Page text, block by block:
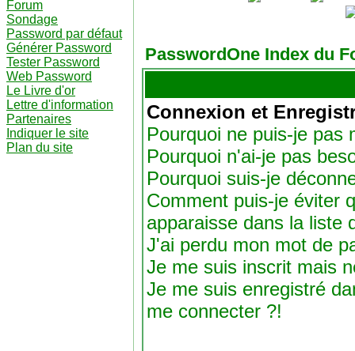
Forum
Sondage
Password par défaut
Générer Password
Tester Password
Web Password
Le Livre d'or
Lettre d'information
Partenaires
Indiquer le site
Plan du site
PasswordOne Index du
Connexion et
Pourquoi ne puis-je pas
Pourquoi n'ai-je pas
Pourquoi suis-je
Comment puis-je éviter
apparaisse dans la liste
J'ai perdu mon mot de
Je me suis inscrit mais
Je me suis enregistré
me connecter ?!